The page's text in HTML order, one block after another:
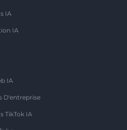
IA
IA
IA
D'entreprise
TikTok IA